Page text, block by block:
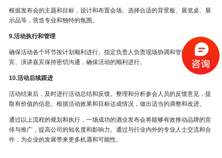
根据发布会的主题和目标，设计和布置会场。选择合适的背景板、展览桌、展
示品等，营造专业和独特的氛围。
9.活动执行和管理
确保活动各个环节按计划顺利进行。指定负责人负责现场协调和管理，与嘉
宾、演讲嘉宾保持密切沟通，确保活动的顺利进行。
10.活动后续跟进
活动结束后，及时进行活动总结和反馈。整理和分析参会人员的反馈意见，提
取有价值的信息。根据活动效果和目标达成情况，做出适当的调整和改进。
通过以上流程的规划和执行，一场成功的酒业发布会将能够有效推动品牌的宣
传与推广，提高公司的知名度和影响力。通过与行业内外的专业人士交流和合
作，为企业的发展带来更多机遇和可能性。